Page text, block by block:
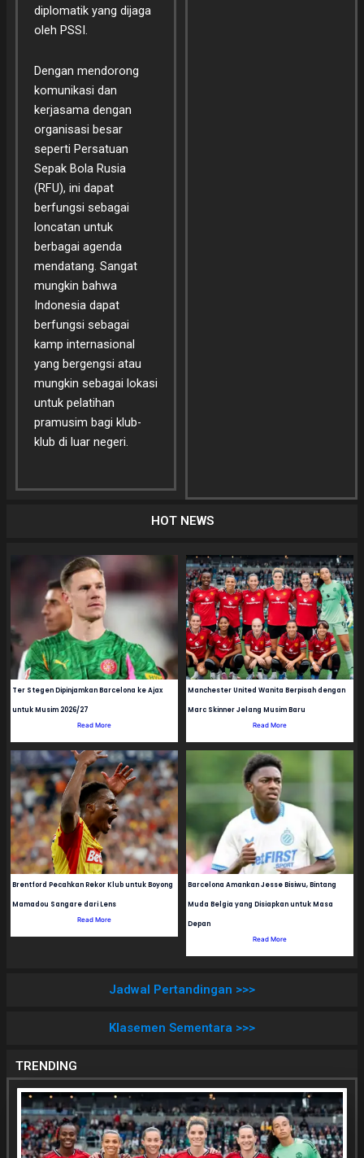
diplomatik yang dijaga
oleh PSSI.
Dengan mendorong
komunikasi dan
kerjasama dengan
organisasi besar
seperti Persatuan
Sepak Bola Rusia
(RFU), ini dapat
berfungsi sebagai
loncatan untuk
berbagai agenda
mendatang. Sangat
mungkin bahwa
Indonesia dapat
berfungsi sebagai
kamp internasional
yang bergengsi atau
mungkin sebagai lokasi
untuk pelatihan
pramusim bagi klub-
klub di luar negeri.
HOT NEWS
Ter Stegen Dipinjamkan Barcelona ke Ajax
untuk Musim 2026/27
Read More
Manchester United Wanita Berpisah dengan
Marc Skinner Jelang Musim Baru
Read More
Brentford Pecahkan Rekor Klub untuk Boyong
Mamadou Sangare dari Lens
Read More
Barcelona Amankan Jesse Bisiwu, Bintang
Muda Belgia yang Disiapkan untuk Masa
Depan
Read More
Jadwal Pertandingan >>>
Klasemen Sementara >>>
TRENDING